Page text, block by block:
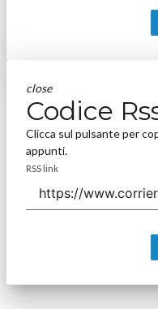
close
Codice
Clicca sul pulsante per
appunti.
RSS link